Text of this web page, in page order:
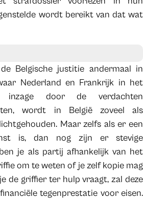
wordt bereikt van dat wat
Belgische justitie andermaal in
Nederland en Frankrijk in het
inzage door de verdachten
wordt in België zoveel als
Maar zelfs als er een
is, dan nog zijn er stevige
je als partij afhankelijk van het
om te weten of je zelf kopie mag
de griffier ter hulp vraagt, zal deze
tegenprestatie voor eisen.